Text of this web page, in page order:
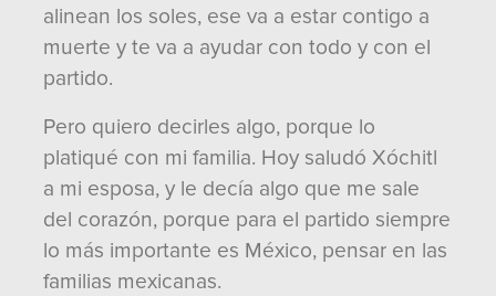
alinean los soles, ese va a estar contigo a
muerte y te va a ayudar con todo y con el
partido.
Pero quiero decirles algo, porque lo
platiqué con mi familia. Hoy saludó Xóchitl
a mi esposa, y le decía algo que me sale
del corazón, porque para el partido siempre
lo más importante es México, pensar en las
familias mexicanas.